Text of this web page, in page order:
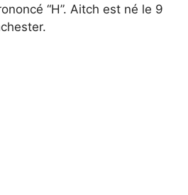
“H”. Aitch est né le 9